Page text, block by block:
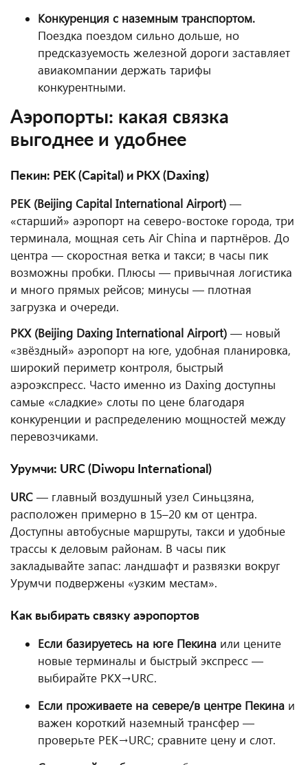
Конкуренция с наземным транспортом.
Поездка поездом сильно дольше, но
предсказуемость железной дороги заставляет
авиакомпании держать тарифы
конкурентными.
Аэропорты: какая связка
выгоднее и удобнее
Пекин: PEK (Capital) и PKX (Daxing)
PEK (Beijing Capital International Airport) —
«старший» аэропорт на северо-востоке города, три
терминала, мощная сеть Air China и партнёров. До
центра — скоростная ветка и такси; в часы пик
возможны пробки. Плюсы — привычная логистика
и много прямых рейсов; минусы — плотная
загрузка и очереди.
PKX (Beijing Daxing International Airport) — новый
«звёздный» аэропорт на юге, удобная планировка,
широкий периметр контроля, быстрый
аэроэкспресс. Часто именно из Daxing доступны
самые «сладкие» слоты по цене благодаря
конкуренции и распределению мощностей между
перевозчиками.
Урумчи: URC (Diwopu International)
URC — главный воздушный узел Синьцзяна,
расположен примерно в 15–20 км от центра.
Доступны автобусные маршруты, такси и удобные
трассы к деловым районам. В часы пик
закладывайте запас: ландшафт и развязки вокруг
Урумчи подвержены «узким местам».
Как выбирать связку аэропортов
Если базируетесь на юге Пекина или цените
новые терминалы и быстрый экспресс —
выбирайте PKX→URC.
Если проживаете на севере/в центре Пекина и
важен короткий наземный трансфер —
проверьте PEK→URC; сравните цену и слот.